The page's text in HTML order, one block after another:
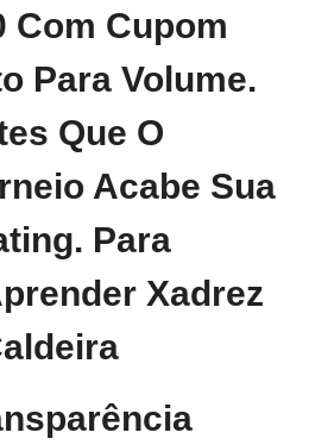
Com Cupom
Para Volume.
Que O
Acabe Sua
Para
Xadrez